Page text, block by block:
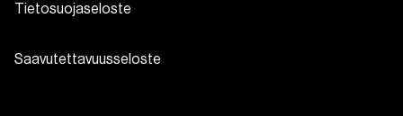
Tietosuojaseloste
Saavutettavuusseloste